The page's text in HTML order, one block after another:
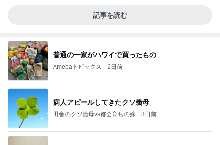
記事を読む
普通の一家がハワイで買ったもの
Amebaトピックス 2日前
病人アピールしてきたクソ義母
田舎のクソ義母vs都会育ちの嫁 3日前